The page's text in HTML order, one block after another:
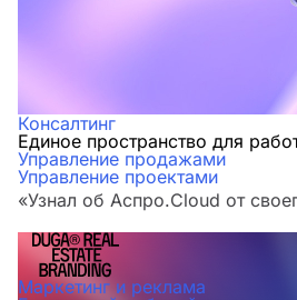
Консалтинг
Единое пространство для
Управление продажами
Управление проектами
«Узнал об Аспро.Cloud от
Маркетинг и реклама